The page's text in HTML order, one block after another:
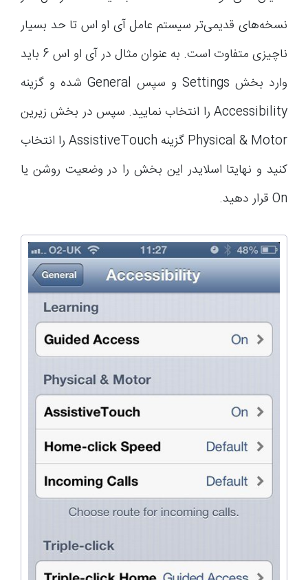
نسخه‌های قدیمی‌تر سیستم عامل آی او اس تا حد بسیار
ناچیزی متفاوت است. به عنوان مثال در آی او اس 6 باید
وارد بخش Settings و سپس General شده و گزینه
Accessibility را انتخاب نمایید. سپس در بخش زیرین
Physical & Motor گزینه AssistiveTouch را انتخاب
کنید و نهایتا اسلایدر این بخش را در وضعیت روشن یا
On قرار دهید.